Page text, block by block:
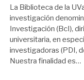
La Biblioteca de la
investigación
Investigación (BcI),
universitaria, en
investigadoras (PDI,
Nuestra finalidad es…